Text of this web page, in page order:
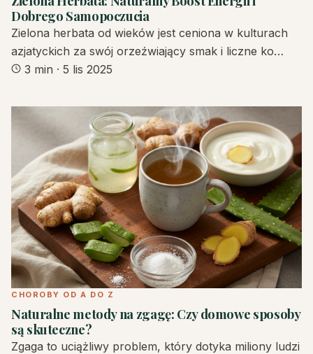
Dobrego Samopoczucia
Zielona herbata od wieków jest ceniona w kulturach
azjatyckich za swój orzeźwiający smak i liczne ko…
3 min · 5 lis 2025
CHOROBY OD A DO Z
Naturalne metody na zgagę: Czy domowe sposoby
są skuteczne?
Zgaga to uciążliwy problem, który dotyka miliony ludzi